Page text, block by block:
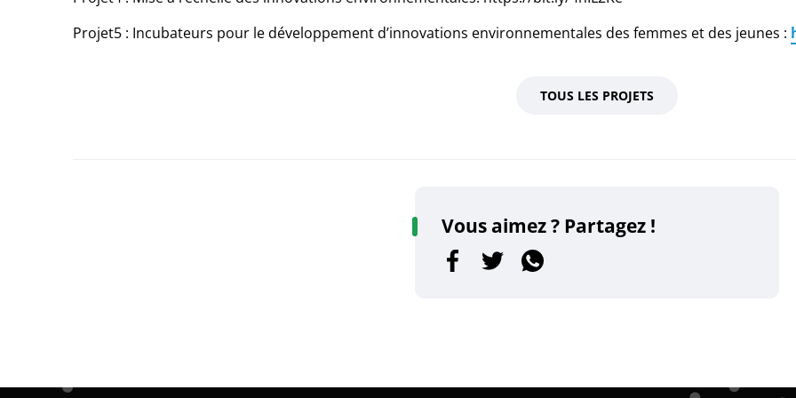
Projet5 : Incubateurs pour le développement d’innovations environnementales des femmes et des jeunes :
TOUS LES PROJETS
Vous aimez ? Partagez !